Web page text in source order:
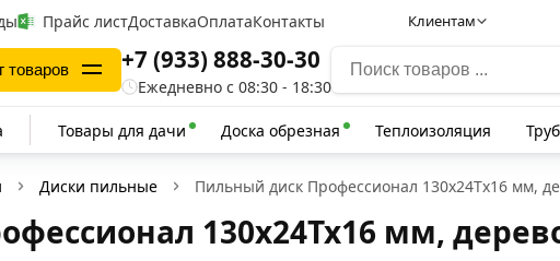
Прайс листДоставкаОплатаКонтакты Клиентам
товаров +7 (933) 888-30-30
Ежедневно с 08:30 - 18:30
Товары для дачи Доска обрезная Теплоизоляция
Диски пильные Пильный диск Профессионал 130х24Тх16 мм,
130х24Тх16 мм, дерево